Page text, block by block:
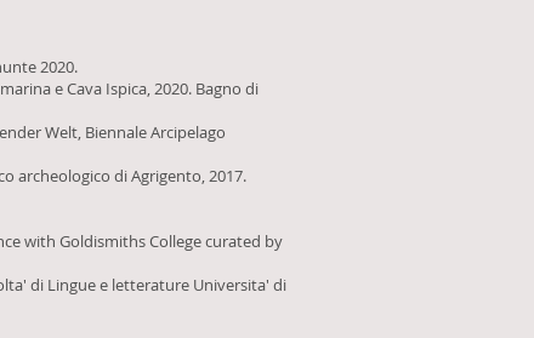
2020.
e Cava Ispica, 2020. Bagno di
Welt, Biennale Arcipelago
archeologico di Agrigento, 2017.
with Goldismiths College curated by
di Lingue e letterature Universita' di